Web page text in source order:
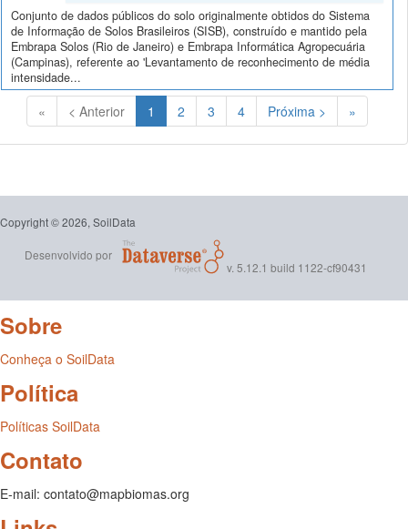
Conjunto de dados públicos do solo originalmente obtidos do Sistema
de Informação de Solos Brasileiros (SISB), construído e mantido pela
Embrapa Solos (Rio de Janeiro) e Embrapa Informática Agropecuária
(Campinas), referente ao 'Levantamento de reconhecimento de média
intensidade...
« < Anterior 1 (Atual)
2 3 4 Próxima > »
Copyright © 2026, SoilData
Desenvolvido por
v. 5.12.1 build 1122-cf90431
Sobre
Conheça o SoilData
Política
Políticas SoilData
Contato
E-mail: contato@mapbiomas.org